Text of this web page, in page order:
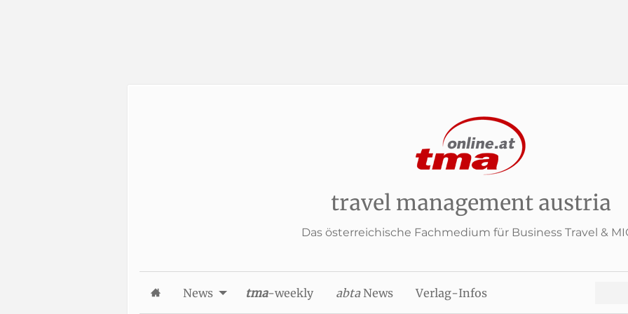
travel management austria
Das österreichische Fachmedium für Business Travel &
News tma-weekly abtaNews Verlag-Infos